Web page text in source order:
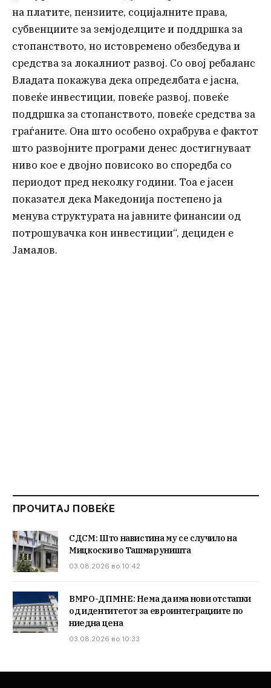
на платите, пензиите, социјалните права,
субвенциите за земјоделците и поддршка за
стопанството, но истовремено обезбедува и
средства за локалниот развој. Со овој ребаланс
Владата покажува дека определбата е јасна,
повеќе инвестиции, повеќе развој, повеќе
поддршка за стопанството, повеќе средства за
граѓаните. Она што особено охрабрува е фактот
што развојните програми денес достигнуваат
ниво кое е двојно повисоко во споредба со
периодот пред неколку години. Тоа е јасен
показател дека Македонија постепено ја
менува структурата на јавните финансии од
потрошувачка кон инвестиции“, дециден е
Јамалов.
ПРОЧИТАЈ ПОВЕЌЕ
СДСМ: Што навистина му се случило на
Мицкоски во Ташмаруништа
03.08.2026 во 10:42
ВМРО-ДПМНЕ: Нема да има нови отстапки
од идентитетот за евроинтеграциите по
ниедна цена
03.08.2026 во 10:33